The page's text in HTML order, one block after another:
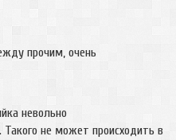
прочим, очень
невольно
не может происходить в